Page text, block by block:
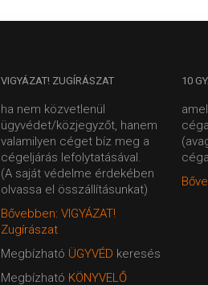
VIGYÁZAT! ZUGÍRÁSZAT
ha nem közvetlenül
ügyvédet/közjegyzőt, hanem
valamilyen céget bíz meg a
cégeljárás lefolytatásával.
(A saját védelme érdekében
olvassa el összállításunkat)
Bővebben: VIGYÁZAT!
Zugírászat
Megbízható ÜGYVÉD keresés
Megbízható KÖNYVELŐ
10